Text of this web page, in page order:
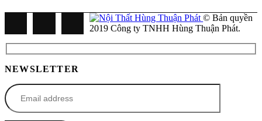
© Bản quyền
2019 Công ty TNHH Hùng Thuận Phát.
NEWSLETTER